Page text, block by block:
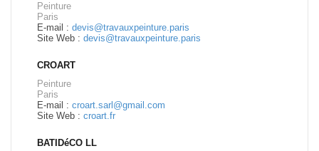
Peinture
Paris
E-mail : devis@travauxpeinture.paris
Site Web : devis@travauxpeinture.paris
CROART
Peinture
Paris
E-mail : croart.sarl@gmail.com
Site Web : croart.fr
BATIDéCO LL